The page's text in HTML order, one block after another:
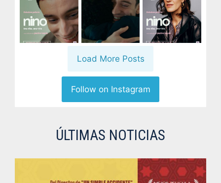
Load More Posts
Follow on Instagram
ÚLTIMAS NOTICIAS